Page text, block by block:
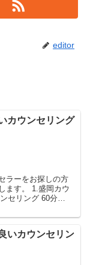
editor
カウンセリング
ラーをお探しの方
ます。 1.盛岡カウ
いカウンセリン